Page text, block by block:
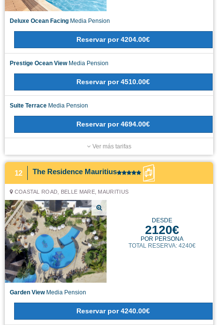
Deluxe Ocean Facing Media Pension
Reservar por 4204.00€
Prestige Ocean ViewMedia Pension
Reservar por 4510.00€
Suite Terrace Media Pension
Reservar por 4694.00€
Ver más tarifas
12 The Residence Mauritius
COASTAL ROAD, BELLE MARE, MAURITIUS
DESDE
2120€
POR PERSONA
TOTAL RESERVA: 4240€
Garden ViewMedia Pension
Reservar por 4240.00€